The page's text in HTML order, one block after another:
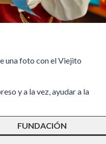
una foto con el Viejito
y a la vez, ayudar a la
FUNDACIÓN